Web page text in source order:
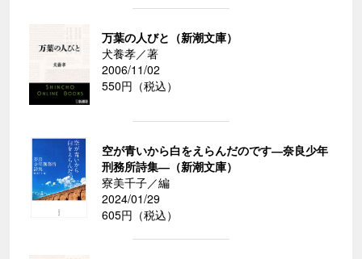
万葉の人びと（新潮文庫）
犬養孝／著
2006/11/02
550円（税込）
空が青いから白をえらんだのです―奈良少年
刑務所詩集―（新潮文庫）
寮美千子／編
2024/01/29
605円（税込）